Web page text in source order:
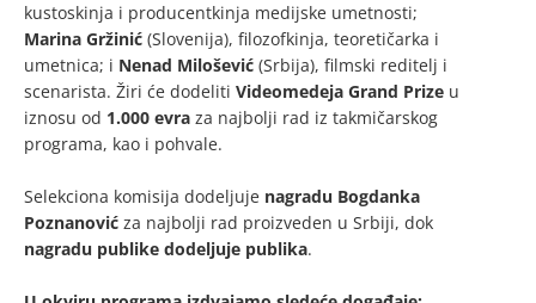
kustoskinja i producentkinja medijske umetnosti;
Marina Gržinić (Slovenija), filozofkinja, teoretičarka i
umetnica; i Nenad Milošević (Srbija), filmski reditelj i
scenarista. Žiri će dodeliti Videomedeja Grand Prize u
iznosu od 1.000 evra za najbolji rad iz takmičarskog
programa, kao i pohvale.
Selekciona komisija dodeljuje nagradu Bogdanka
Poznanović za najbolji rad proizveden u Srbiji, dok
nagradu publike dodeljuje publika.